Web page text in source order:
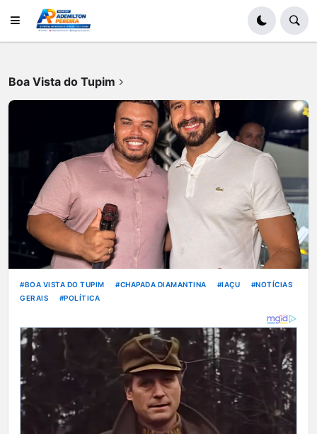
Boa Vista do Tupim
BOA VISTA DO TUPIM CHAPADA DIAMANTINA IAÇU
NOTÍCIAS
GERAIS
POLÍTICA